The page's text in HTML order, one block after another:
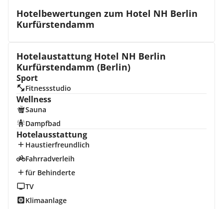
Hotelbewertungen zum Hotel NH Berlin
Kurfürstendamm
Hotelaustattung Hotel NH Berlin
Kurfürstendamm (Berlin)
Sport
Fitnessstudio
Wellness
Sauna
Dampfbad
Hotelausstattung
Haustierfreundlich
Fahrradverleih
für Behinderte
TV
Klimaanlage